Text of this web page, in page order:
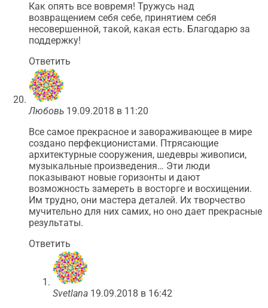
Как опять все вовремя! Тружусь над
возвращением себя себе, принятием себя
несовершенной, такой, какая есть. Благодарю за
поддержку!
Ответить
Любовь 19.09.2018 в 11:20
Все самое прекрасное и завораживающее в мире
создано перфекционистами. Птрясающие
архитектурные сооружения, шедевры живописи,
музыкальные произведения… Эти люди
показывают новые горизонты и дают
возможность замереть в восторге и восхищении.
Им трудно, они мастера деталей. Их творчество
мучительно для них самих, но оно дает прекрасные
результаты.
Ответить
Svetlana 19.09.2018 в 16:42